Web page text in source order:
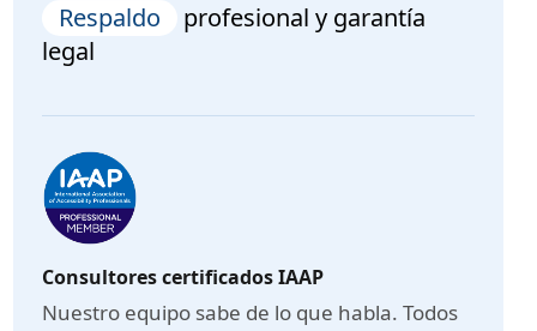
Respaldo
profesional y garantía
legal
Consultores certificados IAAP
Nuestro equipo sabe de lo que habla. Todos